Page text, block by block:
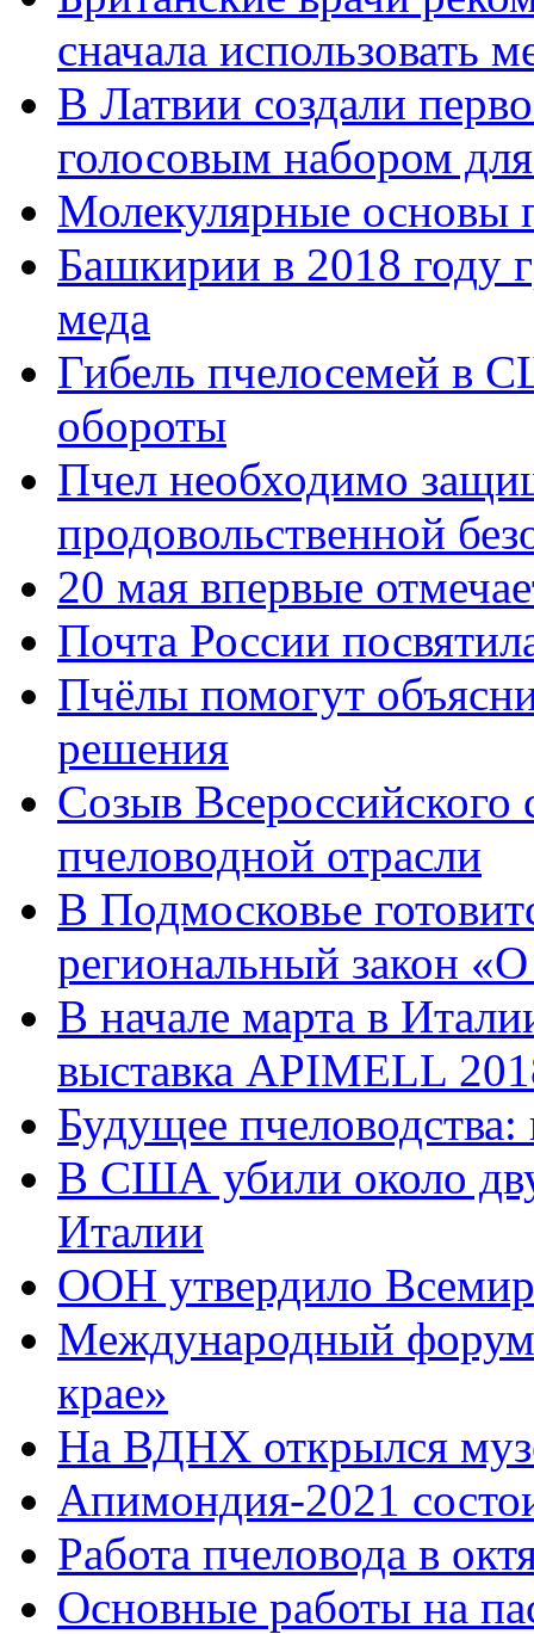
сначала использовать
В Латвии создали
голосовым набором
Молекулярные основы
Башкирии в 2018 году
меда
Гибель пчелосемей в
обороты
Пчел необходимо
продовольственной
20 мая впервые
Почта России
Пчёлы помогут
решения
Созыв Всероссийского
пчеловодной отрасли
В Подмосковье
региональный закон
В начале марта в
выставка APIMELL
Будущее
В США убили около
Италии
ООН утвердило
Международный форум
крае»
На ВДНХ открылся
Апимондия-2021
Работа пчеловода в
Основные работы на